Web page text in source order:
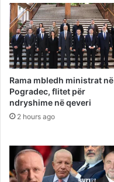
Rama mbledh ministrat në
Pogradec, flitet për
ndryshime në qeveri
2 hours ago